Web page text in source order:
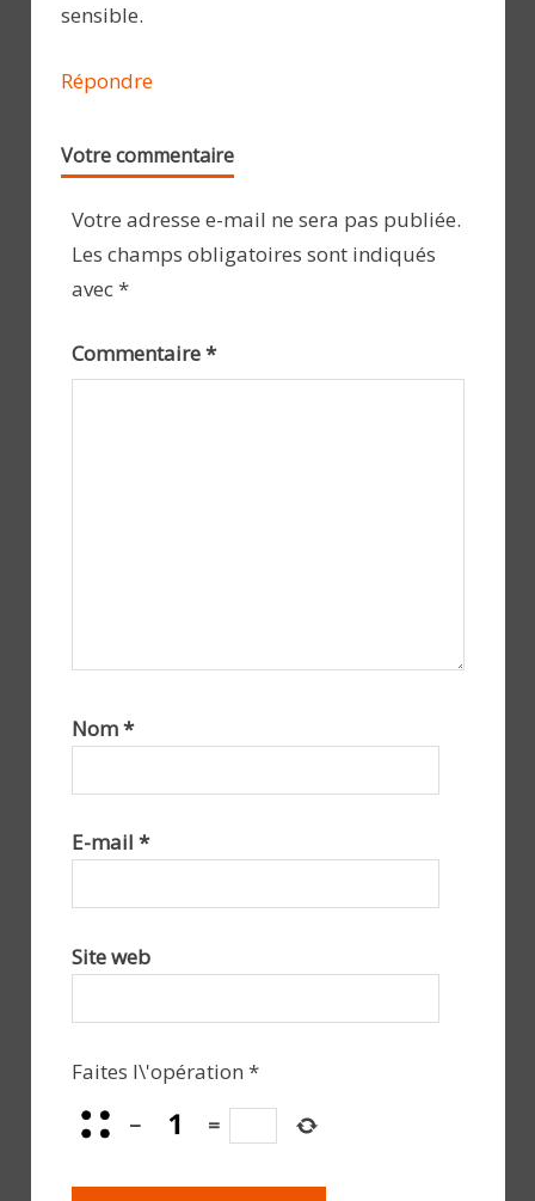
sensible.
Répondre
Votre commentaire
Votre adresse e-mail ne sera pas publiée.
Les champs obligatoires sont indiqués
avec*
Commentaire*
Nom*
E-mail *
Site web
Faites l\'opération *
−
=